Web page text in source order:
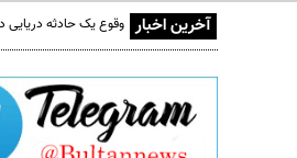
آخرین اخبار وقوع یک حادثه